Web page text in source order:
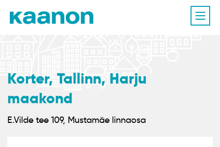
Korter, Tallinn, Harju
maakond
E.Vilde tee 109, Mustamäe linnaosa